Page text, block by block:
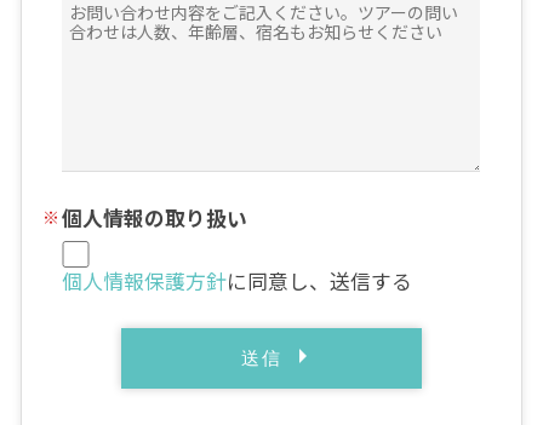
個人情報の取り扱い
個人情報保護方針に同意し、送信する